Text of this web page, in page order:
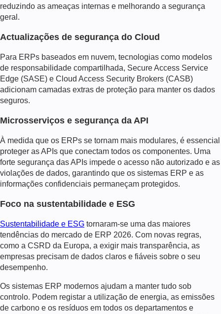
reduzindo as ameaças internas e melhorando a segurança
geral.
Actualizações de segurança do Cloud
Para ERPs baseados em nuvem, tecnologias como modelos
de responsabilidade compartilhada, Secure Access Service
Edge (SASE) e Cloud Access Security Brokers (CASB)
adicionam camadas extras de proteção para manter os dados
seguros.
Microsserviços e segurança da API
À medida que os ERPs se tornam mais modulares, é essencial
proteger as APIs que conectam todos os componentes. Uma
forte segurança das APIs impede o acesso não autorizado e as
violações de dados, garantindo que os sistemas ERP e as
informações confidenciais permaneçam protegidos.
Foco na sustentabilidade e ESG
Sustentabilidade e ESG tornaram-se uma das maiores
tendências do mercado de ERP 2026. Com novas regras,
como a CSRD da Europa, a exigir mais transparência, as
empresas precisam de dados claros e fiáveis sobre o seu
desempenho.
Os sistemas ERP modernos ajudam a manter tudo sob
controlo. Podem registar a utilização de energia, as emissões
de carbono e os resíduos em todos os departamentos e